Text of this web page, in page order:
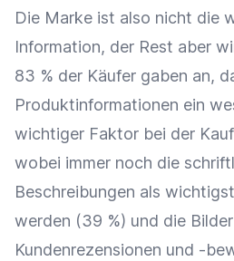
Die Marke ist also nicht die
Information, der Rest aber
83 % der Käufer gaben an,
Produktinformationen ein
wichtiger Faktor bei der
wobei immer noch die
Beschreibungen als
werden (39 %) und die
Kundenrezensionen und -